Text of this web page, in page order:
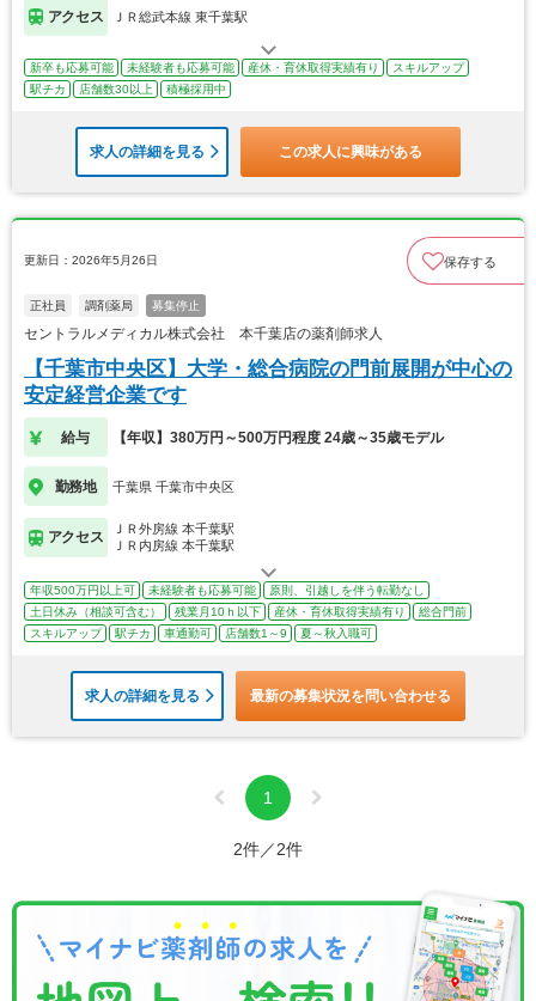
アクセス ＪＲ総武本線 東千葉駅
新卒も応募可能 未経験者も応募可能 産休・育休取得実績有り
スキルアップ
駅チカ
店舗数30以上 積極採用中
求人の詳細を見る この求人に興味がある
更新日：2026年5月26日 保存する
正社員 調剤薬局 募集停止
セントラルメディカル株式会社 本千葉店の薬剤師求人
【千葉市中央区】大学・総合病院の門前展開が中心の
安定経営企業です
給与 【年収】380万円～500万円程度 24歳～35歳モデル
勤務地 千葉県 千葉市中央区
アクセス
ＪＲ外房線 本千葉駅
ＪＲ内房線 本千葉駅
年収500万円以上可 未経験者も応募可能
原則、引越しを伴う転勤なし
土日休み（相談可含む）
残業月10ｈ以下 産休・育休取得実績有り
総合門前
スキルアップ
駅チカ 車通勤可 店舗数1～9 夏～秋入職可
求人の詳細を見る 最新の募集状況を問い合わせる
1
2件／2件